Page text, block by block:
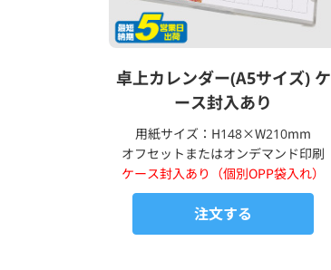
卓上カレンダー(A5サイズ) ケ
ース封入あり
用紙サイズ：H148×W210mm
オフセットまたはオンデマンド印刷
ケース封入あり（個別OPP袋入れ）
注文する